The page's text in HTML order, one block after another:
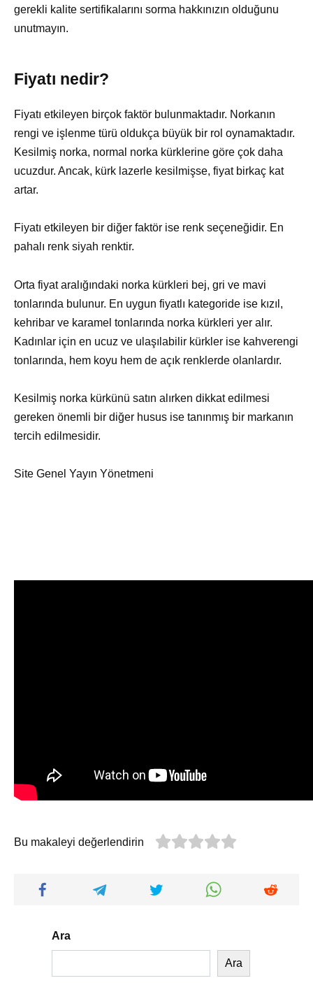
gerekli kalite sertifikalarını sorma hakkınızın olduğunu
unutmayın.
Fiyatı nedir?
Fiyatı etkileyen birçok faktör bulunmaktadır. Norkanın
rengi ve işlenme türü oldukça büyük bir rol oynamaktadır.
Kesilmiş norka, normal norka kürklerine göre çok daha
ucuzdur. Ancak, kürk lazerle kesilmişse, fiyat birkaç kat
artar.
Fiyatı etkileyen bir diğer faktör ise renk seçeneğidir. En
pahalı renk siyah renktir.
Orta fiyat aralığındaki norka kürkleri bej, gri ve mavi
tonlarında bulunur. En uygun fiyatlı kategoride ise kızıl,
kehribar ve karamel tonlarında norka kürkleri yer alır.
Kadınlar için en ucuz ve ulaşılabilir kürkler ise kahverengi
tonlarında, hem koyu hem de açık renklerde olanlardır.
Kesilmiş norka kürkünü satın alırken dikkat edilmesi
gereken önemli bir diğer husus ise tanınmış bir markanın
tercih edilmesidir.
Site Genel Yayın Yönetmeni
Bu makaleyi değerlendirin
Ara
Ara